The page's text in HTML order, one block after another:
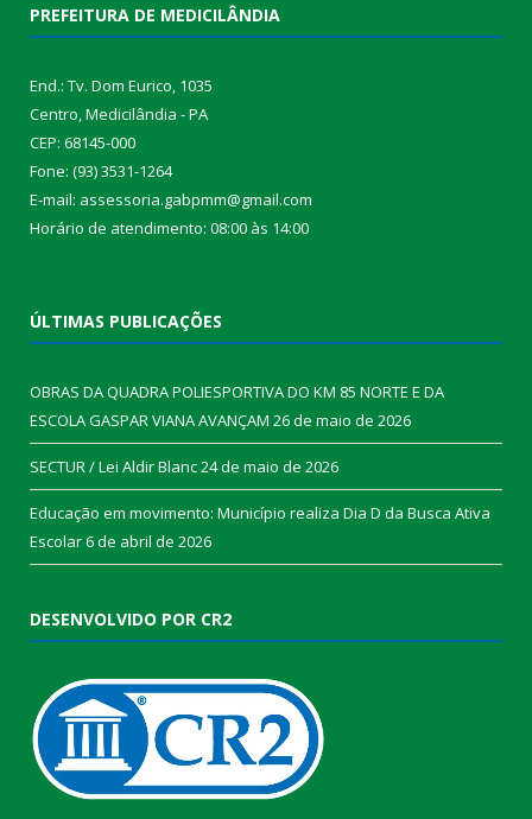
PREFEITURA DE MEDICILÂNDIA
End.: Tv. Dom Eurico, 1035
Centro, Medicilândia - PA
CEP: 68145-000
Fone: (93) 3531-1264
E-mail: assessoria.gabpmm@gmail.com
Horário de atendimento: 08:00 às 14:00
ÚLTIMAS PUBLICAÇÕES
OBRAS DA QUADRA POLIESPORTIVA DO KM 85 NORTE E DA
ESCOLA GASPAR VIANA AVANÇAM 26 de maio de 2026
SECTUR / Lei Aldir Blanc24 de maio de 2026
Educação em movimento: Município realiza Dia D da Busca Ativa
Escolar6 de abril de 2026
DESENVOLVIDO POR CR2